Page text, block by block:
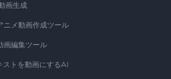
画生成
ニメ動画作成ツール
画編集ツール
ストを動画にするAI